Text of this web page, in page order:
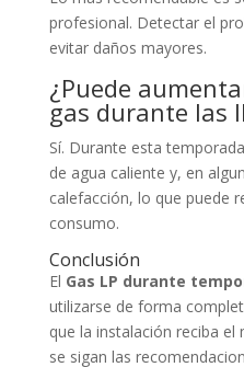
profesional. Detectar el
evitar daños mayores.
¿Puede
gas durante las
Sí. Durante esta
de agua caliente y, en
calefacción, lo que puede
consumo.
Conclusión
El Gas LP durante
utilizarse de forma
que la instalación reciba
se sigan las